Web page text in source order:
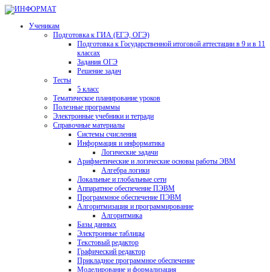
Ученикам
Подготовка к ГИА (ЕГЭ, ОГЭ)
Подготовка к Государственной итоговой аттестации в 9 и в 11
классах
Задания ОГЭ
Решение задач
Тесты
5 класс
Тематическое планирование уроков
Полезные программы
Электронные учебники и тетради
Справочные материалы
Системы счисления
Информация и информатика
Логические задачи
Арифметические и логические основы работы ЭВМ
Алгебра логики
Локальные и глобальные сети
Аппаратное обеспечение ПЭВМ
Программное обеспечение ПЭВМ
Алгоритмизация и программирование
Алгоритмика
Базы данных
Электронные таблицы
Текстовый редактор
Графический редактор
Прикладное программное обеспечение
Моделирование и формализация